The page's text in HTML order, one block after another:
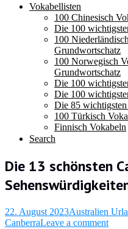
Vokabellisten
100 Chinesisch
Die 100
100
Grundwortschatz
100 Norwegisch
Grundwortschatz
Die 100
Die 100
Die 85
100 Türkisch
Finnisch Vokabeln
Search
Die 13 schönsten
22. August 2023Australien
CanberraLeave a comment